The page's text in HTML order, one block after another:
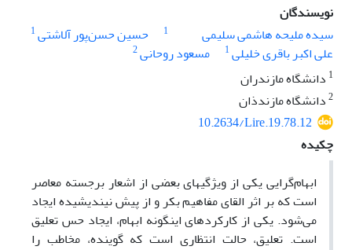
نویسندگان
سیده ملیحه هاشمی سلیمی
1 حسین حسن‌پور آلاشتی1
علی اکبر باقری خلیلی1 مسعود روحانی2
1 دانشگاه مازندران
2دانشگاه مازندذان
10.2634/Lire.19.78.12
چکیده
ابهام‌گرایی یکی از ویژگیهای بعضی از اشعار برجسته‌‌ معاصر
است که بر اثر القای مفاهیم بکر و از پیش نیندیشیده ایجاد
می‌شود. یکی از کارکردهای این­گونه ابهام، ایجاد حس تعلیق
است. تعلیق، حالت انتظاری است که گوینده، مخاطب را